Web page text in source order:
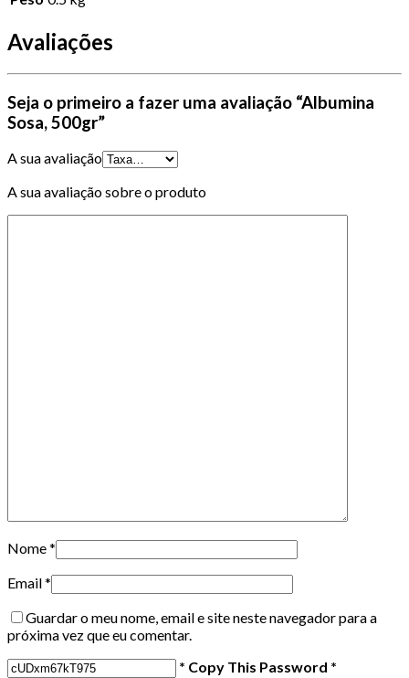
Avaliações
Seja o primeiro a fazer uma avaliação “Albumina
Sosa, 500gr”
A sua avaliação
A sua avaliação sobre o produto
Nome*
Email*
Guardar o meu nome, email e site neste navegador para a
próxima vez que eu comentar.
* Copy This Password *